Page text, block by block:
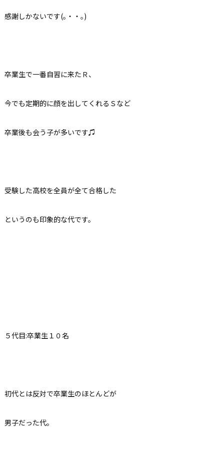
感謝しかないです(｡・・｡)
卒業生で一番自習に来たＲ、
今でも定期的に顔を出してくれるＳなど
卒業後も会う子が多いです♫
受験した高校を全員が全て合格した
というのも印象的な代です。
５代目:卒業生１０名
初代とは反対で卒業生のほとんどが
男子だった代。